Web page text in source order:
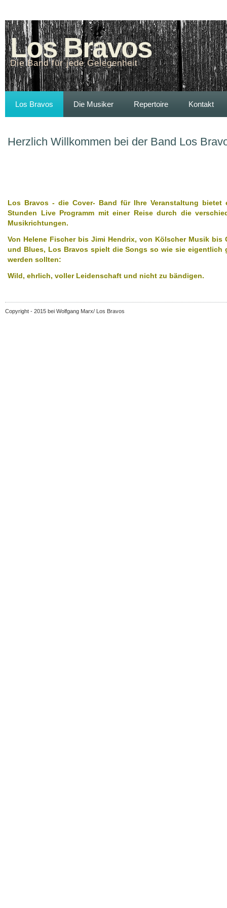
Los Bravos
Die Band für jede Gelegenheit
Los Bravos Die Musiker Repertoire Kontakt
Herzlich Willkommen bei der Band Los
Los Bravos - die Cover- Band für Ihre Veranstaltung bietet
Stunden Live Programm mit einer Reise durch die
Musikrichtungen.
Von Helene Fischer bis Jimi Hendrix, von Kölscher Musik bis
und Blues, Los Bravos spielt die Songs so wie sie eigentlich
werden sollten:
Wild, ehrlich, voller Leidenschaft und nicht zu bändigen.
Copyright - 2015 bei Wolfgang Marx/ Los Bravos